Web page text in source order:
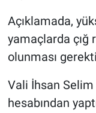
Açıklamada,
yamaçlarda çığ
olunması
Vali İhsan
hesabından